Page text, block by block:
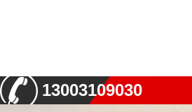
13003109030